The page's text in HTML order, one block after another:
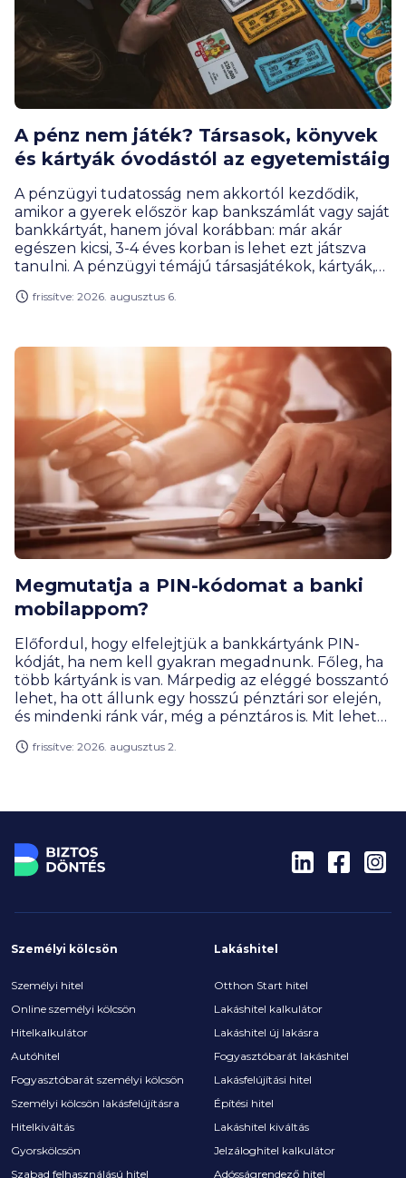
A pénz nem játék? Társasok, könyvek
és kártyák óvodástól az egyetemistáig
A pénzügyi tudatosság nem akkortól kezdődik,
amikor a gyerek először kap bankszámlát vagy saját
bankkártyát, hanem jóval korábban: már akár
egészen kicsi, 3-4 éves korban is lehet ezt játszva
tanulni. A pénzügyi témájú társasjátékok, kártyák,
meg tervezni, mérlegelni, gyűjteni vagy éppen
BiztosDöntés.hu gyűjtéséből kiderül, hogy akár az
egyetemisták is találnak olyan játékot, ami segít
nekik meghozni az első nagy pénzügyi
elhatározásukat.
frissítve: 2026. augusztus 6.
Megmutatja a PIN-kódomat a banki
mobilappom?
Előfordul, hogy elfelejtjük a bankkártyánk PIN-
kódját, ha nem kell gyakran megadnunk. Főleg, ha
több kártyánk is van. Márpedig az eléggé bosszantó
lehet, ha ott állunk egy hosszú pénztári sor elején,
és mindenki ránk vár, még a pénztáros is. Mit lehet
frissítve: 2026. augusztus 2.
Személyi kölcsön
Személyi hitel
Online személyi kölcsön
Hitelkalkulátor
Autóhitel
Fogyasztóbarát személyi kölcsön
Személyi kölcsön lakásfelújításra
Hitelkiváltás
Gyorskölcsön
Szabad felhasználású hitel
Lakáshitel
Otthon Start hitel
Lakáshitel kalkulátor
Lakáshitel új lakásra
Fogyasztóbarát lakáshitel
Lakásfelújítási hitel
Építési hitel
Lakáshitel kiváltás
Jelzáloghitel kalkulátor
Adósságrendező hitel